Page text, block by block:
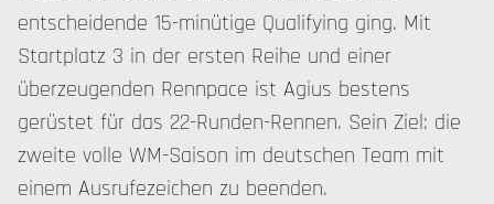
entscheidende 15-minütige Qualifying ging. Mit
Startplatz 3 in der ersten Reihe und einer
überzeugenden Rennpace ist Agius bestens
gerüstet für das 22-Runden-Rennen. Sein Ziel: die
zweite volle WM-Saison im deutschen Team mit
einem Ausrufezeichen zu beenden.